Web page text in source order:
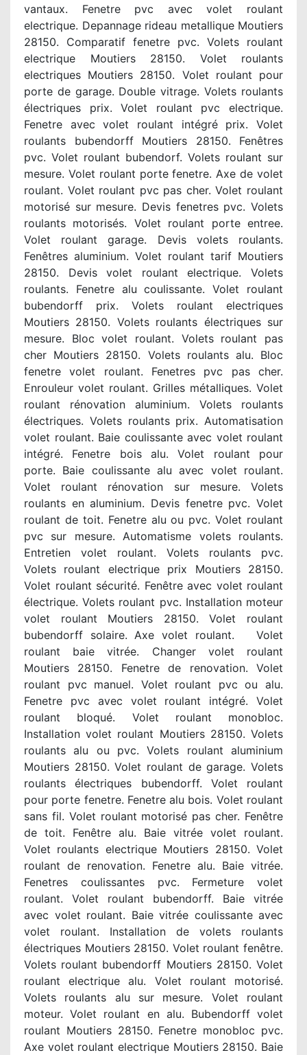
vantaux. Fenetre pvc avec volet roulant
electrique. Depannage rideau metallique Moutiers
28150. Comparatif fenetre pvc. Volets roulant
electrique Moutiers 28150. Volet roulants
electriques Moutiers 28150. Volet roulant pour
porte de garage. Double vitrage. Volets roulants
électriques prix. Volet roulant pvc electrique.
Fenetre avec volet roulant intégré prix. Volet
roulants bubendorff Moutiers 28150. Fenêtres
pvc. Volet roulant bubendorf. Volets roulant sur
mesure. Volet roulant porte fenetre. Axe de volet
roulant. Volet roulant pvc pas cher. Volet roulant
motorisé sur mesure. Devis fenetres pvc. Volets
roulants motorisés. Volet roulant porte entree.
Volet roulant garage. Devis volets roulants.
Fenêtres aluminium. Volet roulant tarif Moutiers
28150. Devis volet roulant electrique. Volets
roulants. Fenetre alu coulissante. Volet roulant
bubendorff prix. Volets roulant electriques
Moutiers 28150. Volets roulants électriques sur
mesure. Bloc volet roulant. Volets roulant pas
cher Moutiers 28150. Volets roulants alu. Bloc
fenetre volet roulant. Fenetres pvc pas cher.
Enrouleur volet roulant. Grilles métalliques. Volet
roulant rénovation aluminium. Volets roulants
électriques. Volets roulants prix. Automatisation
volet roulant. Baie coulissante avec volet roulant
intégré. Fenetre bois alu. Volet roulant pour
porte. Baie coulissante alu avec volet roulant.
Volet roulant rénovation sur mesure. Volets
roulants en aluminium. Devis fenetre pvc. Volet
roulant de toit. Fenetre alu ou pvc. Volet roulant
pvc sur mesure. Automatisme volets roulants.
Entretien volet roulant. Volets roulants pvc.
Volets roulant electrique prix Moutiers 28150.
Volet roulant sécurité. Fenêtre avec volet roulant
électrique. Volets roulant pvc. Installation moteur
volet roulant Moutiers 28150. Volet roulant
bubendorff solaire. Axe volet roulant. Volet
roulant baie vitrée. Changer volet roulant
Moutiers 28150. Fenetre de renovation. Volet
roulant pvc manuel. Volet roulant pvc ou alu.
Fenetre pvc avec volet roulant intégré. Volet
roulant bloqué. Volet roulant monobloc.
Installation volet roulant Moutiers 28150. Volets
roulants alu ou pvc. Volets roulant aluminium
Moutiers 28150. Volet roulant de garage. Volets
roulants électriques bubendorff. Volet roulant
pour porte fenetre. Fenetre alu bois. Volet roulant
sans fil. Volet roulant motorisé pas cher. Fenêtre
de toit. Fenêtre alu. Baie vitrée volet roulant.
Volet roulants electrique Moutiers 28150. Volet
roulant de renovation. Fenetre alu. Baie vitrée.
Fenetres coulissantes pvc. Fermeture volet
roulant. Volet roulant bubendorff. Baie vitrée
avec volet roulant. Baie vitrée coulissante avec
volet roulant. Installation de volets roulants
électriques Moutiers 28150. Volet roulant fenêtre.
Volets roulant bubendorff Moutiers 28150. Volet
roulant electrique alu. Volet roulant motorisé.
Volets roulants alu sur mesure. Volet roulant
moteur. Volet roulant en alu. Bubendorff volet
roulant Moutiers 28150. Fenetre monobloc pvc.
Axe volet roulant electrique Moutiers 28150. Baie